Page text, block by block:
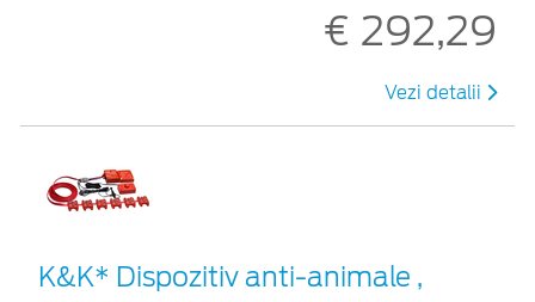
€ 292,29
Vezi detalii
K&K* Dispozitiv anti-animale ,